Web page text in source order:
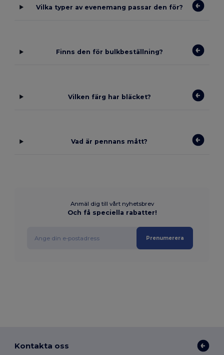
Vilka typer av evenemang passar den för?
Finns den för bulkbeställning?
Vilken färg har bläcket?
Vad är pennans mått?
Anmäl dig till vårt nyhetsbrev
Och få speciella rabatter!
Prenumerera
Kontakta oss